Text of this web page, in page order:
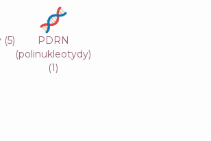
(5)
PDRN
(polinukleotydy)
(1)